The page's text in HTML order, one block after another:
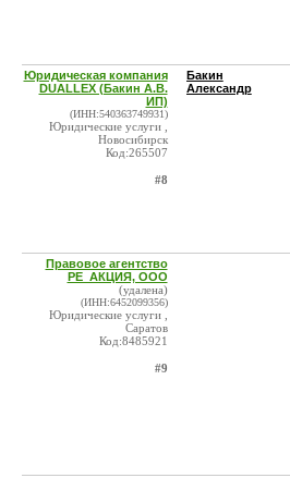
Юридическая компания
DUALLEX (Бакин А.В.
ИП)
(ИНН:540363749931)
Юридические услуги ,
Новосибирск
Код:265507
#8
Бакин
Александр
Правовое агентство
РЕ_АКЦИЯ, ООО
(удалена)
(ИНН:6452099356)
Юридические услуги ,
Саратов
Код:8485921
#9